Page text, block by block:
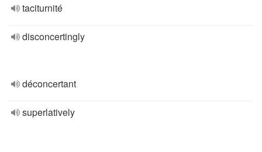
taciturnité
disconcertingly
déconcertant
superlatively